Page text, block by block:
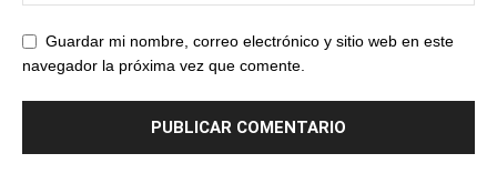
Guardar mi nombre, correo electrónico y sitio web en este
navegador la próxima vez que comente.